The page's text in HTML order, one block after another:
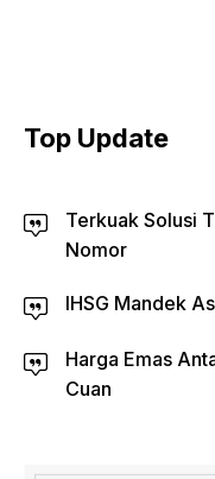
Top Update
Terkuak Solusi
Nomor
IHSG Mandek
Harga Emas
Cuan